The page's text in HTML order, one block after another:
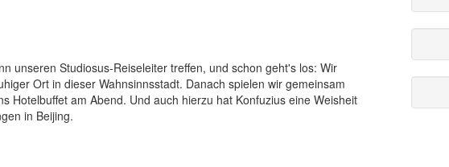
unseren Studiosus-Reiseleiter treffen, und schon geht's los: Wir
Ort in dieser Wahnsinnsstadt. Danach spielen wir gemeinsam
Hotelbuffet am Abend. Und auch hierzu hat Konfuzius eine Weisheit
in Beijing.